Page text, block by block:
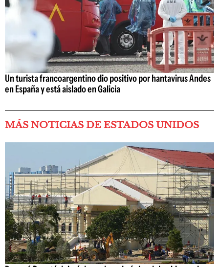
Un turista francoargentino dio positivo por hantavirus Andes
en España y está aislado en Galicia
MÁS NOTICIAS DE ESTADOS UNIDOS